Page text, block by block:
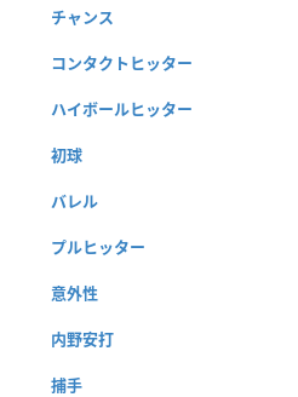
チャンス
コンタクトヒッター
ハイボールヒッター
初球
バレル
プルヒッター
意外性
内野安打
捕手